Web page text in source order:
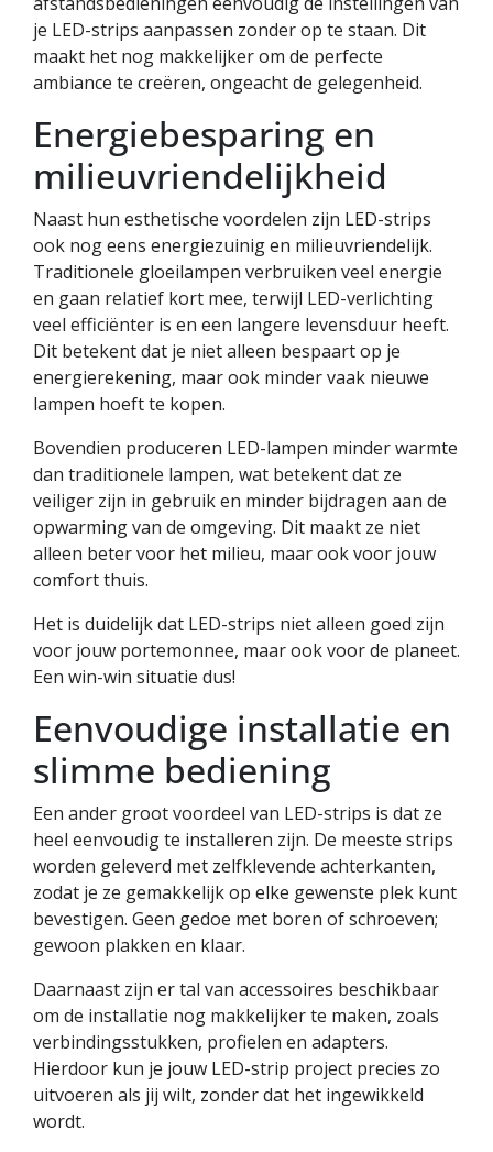
je LED-strips aanpassen zonder op te staan. Dit
maakt het nog makkelijker om de perfecte
ambiance te creëren, ongeacht de gelegenheid.
Energiebesparing en
milieuvriendelijkheid
Naast hun esthetische voordelen zijn LED-strips
ook nog eens energiezuinig en milieuvriendelijk.
Traditionele gloeilampen verbruiken veel energie
en gaan relatief kort mee, terwijl LED-verlichting
veel efficiënter is en een langere levensduur heeft.
Dit betekent dat je niet alleen bespaart op je
energierekening, maar ook minder vaak nieuwe
lampen hoeft te kopen.
Bovendien produceren LED-lampen minder warmte
dan traditionele lampen, wat betekent dat ze
veiliger zijn in gebruik en minder bijdragen aan de
opwarming van de omgeving. Dit maakt ze niet
alleen beter voor het milieu, maar ook voor jouw
comfort thuis.
Het is duidelijk dat LED-strips niet alleen goed zijn
voor jouw portemonnee, maar ook voor de planeet.
Een win-win situatie dus!
Eenvoudige installatie en
slimme bediening
Een ander groot voordeel van LED-strips is dat ze
heel eenvoudig te installeren zijn. De meeste strips
worden geleverd met zelfklevende achterkanten,
zodat je ze gemakkelijk op elke gewenste plek kunt
bevestigen. Geen gedoe met boren of schroeven;
gewoon plakken en klaar.
Daarnaast zijn er tal van accessoires beschikbaar
om de installatie nog makkelijker te maken, zoals
verbindingsstukken, profielen en adapters.
Hierdoor kun je jouw LED-strip project precies zo
uitvoeren als jij wilt, zonder dat het ingewikkeld
wordt.